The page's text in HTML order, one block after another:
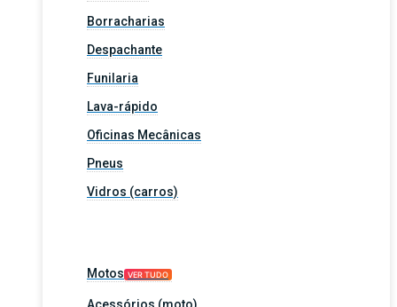
Borracharias
Despachante
Funilaria
Lava-rápido
Oficinas Mecânicas
Pneus
Vidros (carros)
Motos VER TUDO